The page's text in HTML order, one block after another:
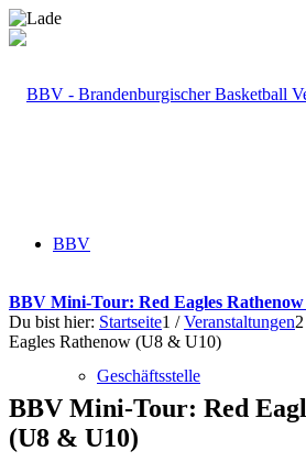
BBV
Geschäftsstelle
BBV Mini-Tour: Red Eagles
Du bist hier: Startseite1 / Veranstaltungen2
Eagles Rathenow (U8 & U10)
BBV Mini-Tour: Red
(U8 & U10)